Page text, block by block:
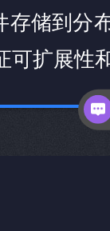
存储到分
可扩展性